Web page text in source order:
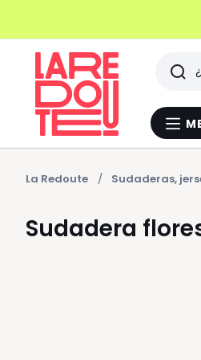
La Redoute Sudaderas,
Sudadera